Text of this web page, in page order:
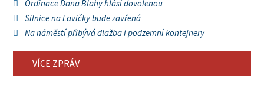
Ordinace Dana Blahy hlásí dovolenou
Silnice na Lavičky bude zavřená
Na náměstí přibývá dlažba i podzemní kontejnery
VÍCE ZPRÁV